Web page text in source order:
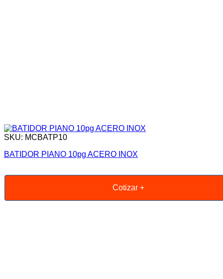
SKU: MCBATP10
BATIDOR PIANO 10pg ACERO INOX
Cotizar +